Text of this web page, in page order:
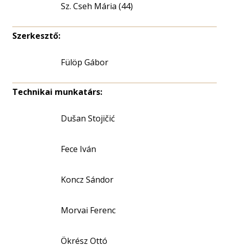
Sz. Cseh Mária (44)
Szerkesztő:
Fülöp Gábor
Technikai munkatárs:
Dušan Stojičić
Fece Iván
Koncz Sándor
Morvai Ferenc
Ökrész Ottó